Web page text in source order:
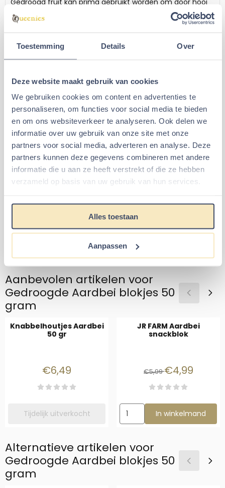
Toestemming Details Over
Deze website maakt gebruik van cookies
We gebruiken cookies om content en advertenties te
personaliseren, om functies voor social media te bieden
en om ons websiteverkeer te analyseren. Ook delen we
informatie over uw gebruik van onze site met onze
partners voor social media, adverteren en analyse. Deze
partners kunnen deze gegevens combineren met andere
informatie die u aan ze heeft verstrekt of die ze hebben
verzameld op basis van uw gebruik van hun services.
Alles toestaan
Aanpassen
Gedroogd fruit kan prima gebruikt worden om door hooi
of voer heen te mengen om het aantrekkelijker te
maken. Dit is een veel gebruikte 'tactiek' als uw dier
wilt eten. Voeg dan enkele van deze heerlijke aardbei
blokjes toe aan het hooi om uw huisdier weer aan het
vanwege diarree.
Door de fruitsuikers werkt deze gedroogde aardbei blokjes
dan averechts.
Bewaaradvies:na gebruik verpakking weer goed sluiten
en op een koele en droge plek bewaren. Liefst donker om
verlies van voedingsstoffen te voorkomen.
Specificaties Gedroogde aardbei
blokjes
wordt standaard geleverd in een
hersluitbare plastic zak.
Aanbevolen artikelen voor
Gedroogde Aardbei blokjes 50
gram
Knabbelhoutjes Aardbei
50 gr
Prijs: 6,49
€6,49
Tijdelijk uitverkocht
JR FARM Aardbei
snackblok
Van 5,99 voor
€5,99€4,99
Aantal kiezen voor JR FARM
In winkelmand
Alternatieve artikelen voor
Gedroogde Aardbei blokjes 50
gram